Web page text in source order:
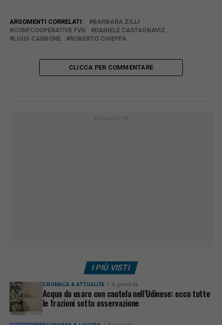
ARGOMENTI CORRELATI:
BARBARA ZILLI
CONFCOOPERATIVE FVG
DANIELE CASTAGNAVIZ
LUIGI CARBONE
ROBERTO CHIEPPA
CLICCA PER COMMENTARE
PUBBLICITÀ
I PIÙ VISTI
CRONACA & ATTUALITÀ 6 giorni fa
Acqua da usare con cautela nell’Udinese: ecco tutte
le frazioni sotto osservazione